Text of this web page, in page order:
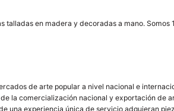
en madera y decoradas a mano. Somos
de arte popular a nivel nacional e
la comercialización nacional y exportación de
una experiencia única de servicio adquieran